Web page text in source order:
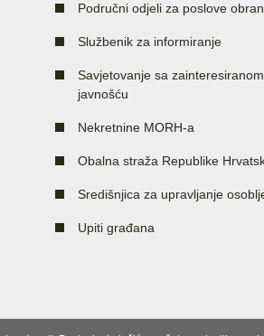
Područni odjeli za poslove
Službenik za informiranje
Savjetovanje sa zainteresiranom
javnošću
Nekretnine MORH-a
Obalna straža Republike
Središnjica za upravljanje
Upiti građana